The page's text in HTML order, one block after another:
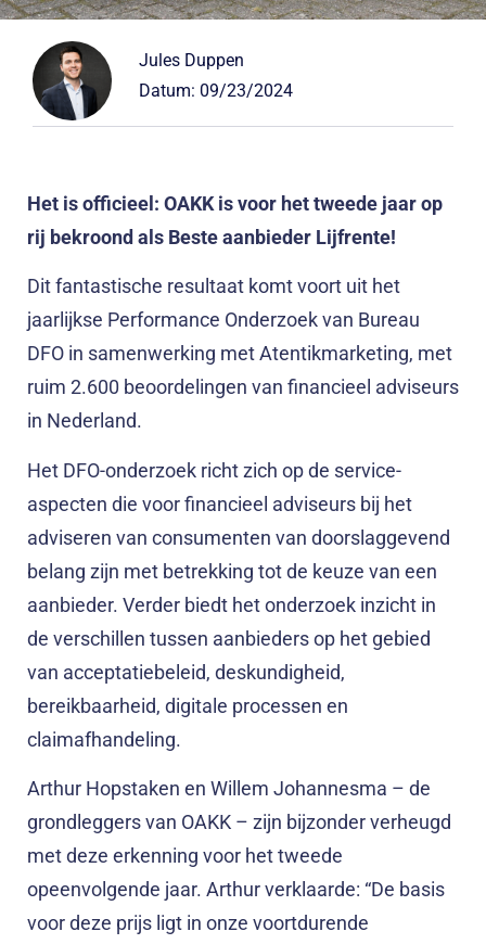
Jules Duppen
Datum: 09/23/2024
Het is officieel: OAKK is voor het tweede jaar op
rij bekroond als Beste aanbieder Lijfrente!
Dit fantastische resultaat komt voort uit het
jaarlijkse Performance Onderzoek van Bureau
DFO in samenwerking met Atentikmarketing, met
ruim 2.600 beoordelingen van financieel adviseurs
in Nederland.
Het DFO-onderzoek richt zich op de service-
aspecten die voor financieel adviseurs bij het
adviseren van consumenten van doorslaggevend
belang zijn met betrekking tot de keuze van een
aanbieder. Verder biedt het onderzoek inzicht in
de verschillen tussen aanbieders op het gebied
van acceptatiebeleid, deskundigheid,
bereikbaarheid, digitale processen en
claimafhandeling.
Arthur Hopstaken en Willem Johannesma – de
grondleggers van OAKK – zijn bijzonder verheugd
met deze erkenning voor het tweede
opeenvolgende jaar. Arthur verklaarde: “De basis
voor deze prijs ligt in onze voortdurende